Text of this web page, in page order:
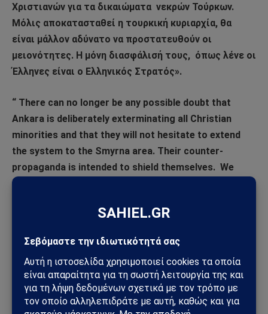
Χριστιανών για τα δικαιώματα νεκρών Τούρκων.
Μόλις αποκατασταθεί η τουρκική κυριαρχία, θα
είναι μάλλον αδύνατο να προστατευθούν οι
μειονότητες. Η μόνη διασφάλισή τους, όπως λένε οι
Έλληνες είναι ο Ελληνικός Στρατός».
“ There can no longer be any possible doubt that
Ankara is deliberately exterminating all Christian
minorities and that they will not hesitate to extend
the system to the Smyrna area. Their counter-
propaganda is intended to shield themselves. We
have clear proof and evidence that the Turks are as
see how we can hand Smyrna unless the Greeks and
why they should be. As the Turks are incapable of
conforming to the most elementary standards of
civilisation they must take the consequences. We
cannot sacrifice the rights of living Christians to the